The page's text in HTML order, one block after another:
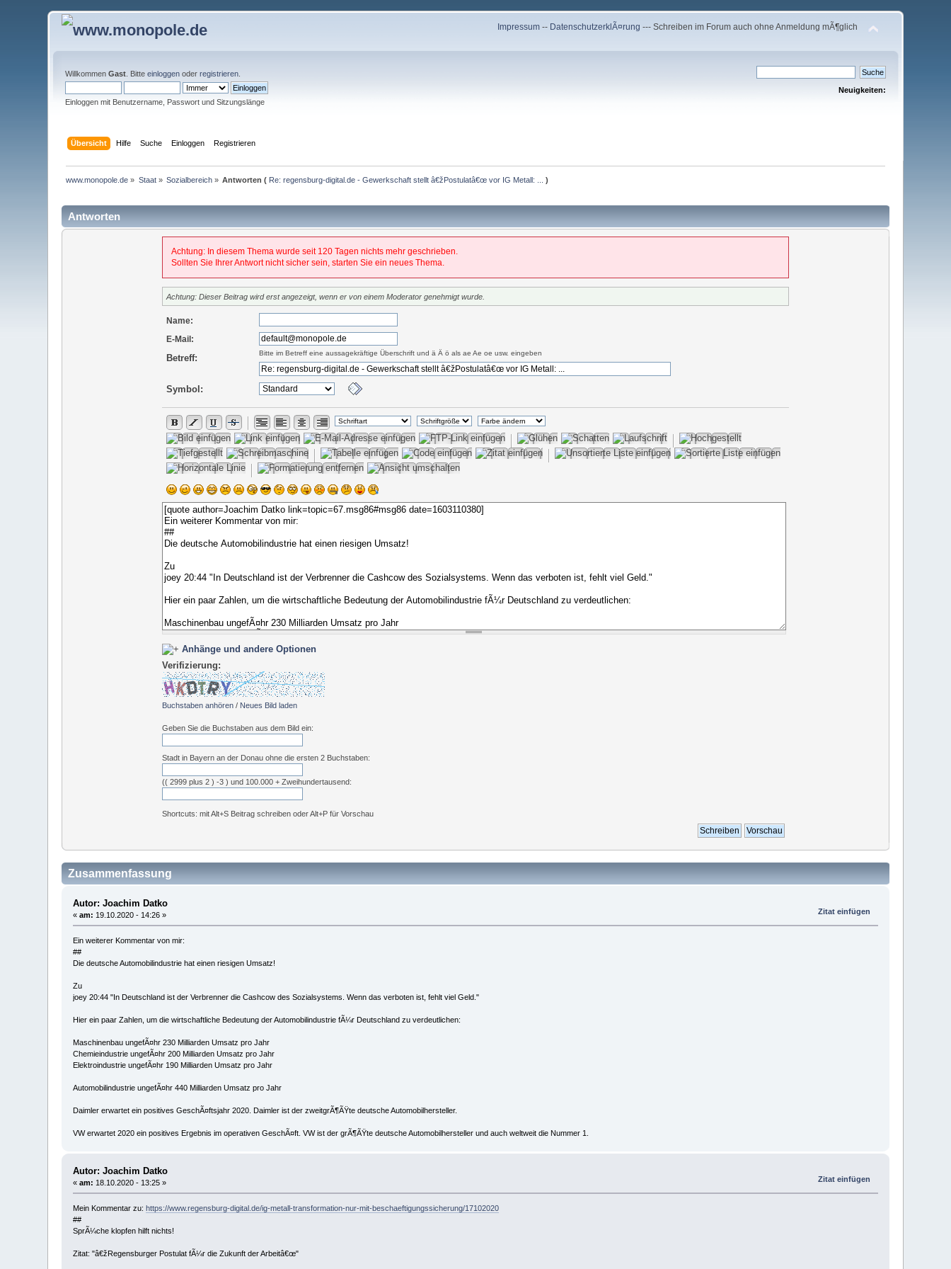
Impressum -- DatenschutzerklÃ¤rung --- Schreiben im Forum auch ohne Anmeldung mÃ¶glich
WillkommenGast . Bitteeinloggen oderregistrieren
Einloggen mit Benutzername, Passwort und Sitzungslänge
Neuigkeiten:
Übersicht Hilfe Suche Einloggen Registrieren
www.monopole.de » Staat» Sozialbereich » Antworten ( Re: regensburg-digital.de - Gewerkschaft stellt â€žPostulatâ€œ vor IG Metall: ... )
Antworten
Achtung: In diesem Thema wurde seit 120 Tagen nichts mehr geschrieben.
Sollten Sie Ihrer Antwort nicht sicher sein, starten Sie ein neues Thema.
Achtung: Dieser Beitrag wird erst angezeigt, wenn er von einem Moderator genehmigt wurde.
Name:
E-Mail:
Bitte im Betreff eine aussagekräftige Überschrift und ä Ä ö als ae Ae oe usw. eingeben
Betreff:
Symbol:
Anhänge und andere Optionen
Verifizierung:
Buchstaben anhören/ Neues Bild laden
Geben Sie die Buchstaben aus dem Bild ein:
Stadt in Bayern an der Donau ohne die ersten 2 Buchstaben:
(( 2999 plus 2 ) -3 ) und 100.000 + Zweihundertausend:
Shortcuts: mit Alt+S Beitrag schreiben oder Alt+P für Vorschau
Zusammenfassung
Autor: Joachim Datko
« am: 19.10.2020 - 14:26 » Zitat einfügen
Ein weiterer Kommentar von mir:
##
Die deutsche Automobilindustrie hat einen riesigen Umsatz!
Zu
joey 20:44 "In Deutschland ist der Verbrenner die Cashcow des Sozialsystems. Wenn das verboten ist, fehlt viel Geld."
Hier ein paar Zahlen, um die wirtschaftliche Bedeutung der Automobilindustrie fÃ¼r Deutschland zu verdeutlichen:
Maschinenbau ungefÃ¤hr 230 Milliarden Umsatz pro Jahr
Chemieindustrie ungefÃ¤hr 200 Milliarden Umsatz pro Jahr
Elektroindustrie ungefÃ¤hr 190 Milliarden Umsatz pro Jahr
Automobilindustrie ungefÃ¤hr 440 Milliarden Umsatz pro Jahr
Daimler erwartet ein positives GeschÃ¤ftsjahr 2020. Daimler ist der zweitgrÃ¶ÃŸte deutsche Automobilhersteller.
VW erwartet 2020 ein positives Ergebnis im operativen GeschÃ¤ft. VW ist der grÃ¶ÃŸte deutsche Automobilhersteller und auch weltweit die Nummer 1.
Autor: Joachim Datko
« am: 18.10.2020 - 13:25 » Zitat einfügen
Mein Kommentar zu: https://www.regensburg-digital.de/ig-metall-transformation-nur-mit-beschaeftigungssicherung/17102020
##
SprÃ¼che klopfen hilft nichts!
Zitat: "â€žRegensburger Postulat fÃ¼r die Zukunft der Arbeitâ€œ"